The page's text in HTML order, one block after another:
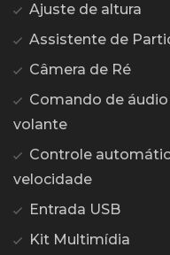
Ajuste de altura
Assistente de
Câmera de Ré
Comando de
volante
Controle
velocidade
Entrada USB
Kit Multimídia